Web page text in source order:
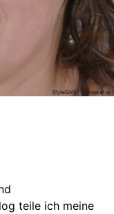
teile ich meine